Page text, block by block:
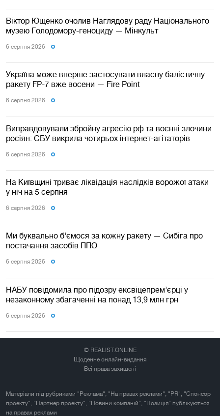
Віктор Ющенко очолив Наглядову раду Національного
музею Голодомору-геноциду — Мінкульт
6 серпня 2026
Україна може вперше застосувати власну балістичну
ракету FP-7 вже восени — Fire Point
6 серпня 2026
Виправдовували збройну агресію рф та воєнні злочини
росіян: СБУ викрила чотирьох інтернет-агітаторів
6 серпня 2026
На Київщині триває ліквідація наслідків ворожої атаки
у ніч на 5 серпня
6 серпня 2026
Ми буквально б’ємося за кожну ракету — Сибіга про
постачання засобів ППО
6 серпня 2026
НАБУ повідомила про підозру ексвіцепрем’єрці у
незаконному збагаченні на понад 13,9 млн грн
6 серпня 2026
© REALIST.ONLINE
Щоденне онлайн-видання
Всі права захищені
Матеріали під рубриками "Реклама", "На правах реклами", "PR", "Спонсор
проекту", "Партнер проекту", "Новини компаній", "Позиція" публікуються
на правах реклами